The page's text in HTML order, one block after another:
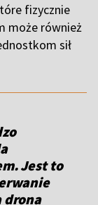
fizycznie
może również
sił
Jest to
drona